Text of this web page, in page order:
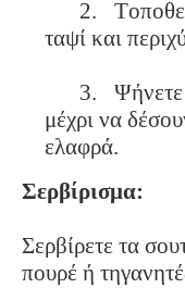
2.
ταψί και
3.
μέχρι να
ελαφρά.
Σερβίρισμα:
Σερβίρετε τα
πουρέ ή